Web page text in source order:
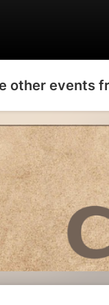
other events